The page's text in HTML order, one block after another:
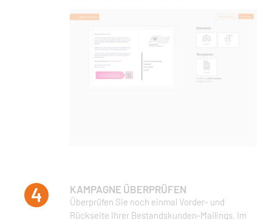
KAMPAGNE ÜBERPRÜFEN
Überprüfen Sie noch einmal Vorder- und
Rückseite Ihrer Bestandskunden-Mailings. Im